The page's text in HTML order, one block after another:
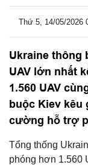
Thứ 5, 14/05/2026
Ukraine thông
UAV lớn nhất
1.560 UAV
buộc Kiev kêu
cường hỗ trợ
Tổng thống
phóng hơn 1.560